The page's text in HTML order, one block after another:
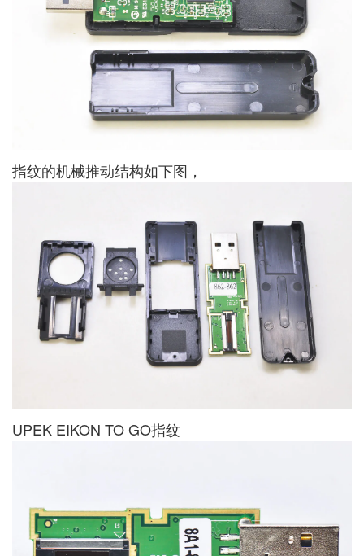
指纹的机械推动结构如下图，
UPEK EIKON TO GO指纹